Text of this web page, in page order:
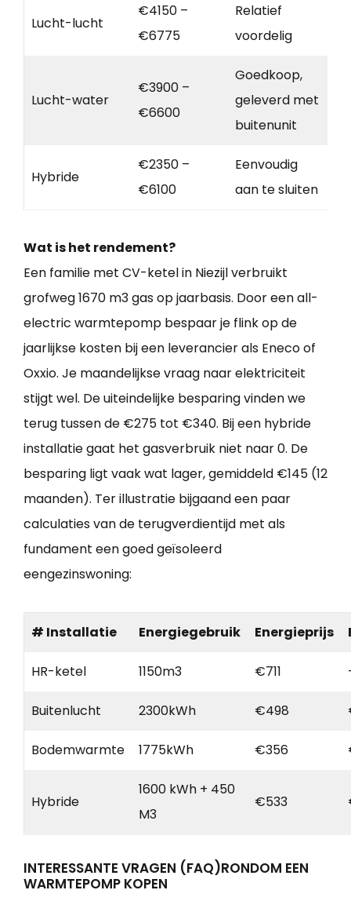
Lucht-lucht
€4150 –
€6775
Relatief
voordelig
Lucht-water
€3900 –
€6600
Goedkoop,
geleverd met
buitenunit
Hybride
€2350 –
€6100
Eenvoudig
aan te sluiten
Wat is het rendement?
Een familie met CV-ketel in Niezijl verbruikt
grofweg 1670 m3 gas op jaarbasis. Door een all-
electric warmtepomp bespaar je flink op de
jaarlijkse kosten bij een leverancier als Eneco of
Oxxio. Je maandelijkse vraag naar elektriciteit
stijgt wel. De uiteindelijke besparing vinden we
terug tussen de €275 tot €340. Bij een hybride
installatie gaat het gasverbruik niet naar 0. De
besparing ligt vaak wat lager, gemiddeld €145 (12
maanden). Ter illustratie bijgaand een paar
calculaties van de terugverdientijd met als
fundament een goed geïsoleerd
eengezinswoning:
# Installatie Energiegebruik Energieprijs
HR-ketel 1150m3 €711
Buitenlucht 2300kWh €498
Bodemwarmte 1775kWh €356
Hybride
1600 kWh + 450
M3
€533
INTERESSANTE VRAGEN (FAQ)RONDOM EEN
WARMTEPOMP KOPEN